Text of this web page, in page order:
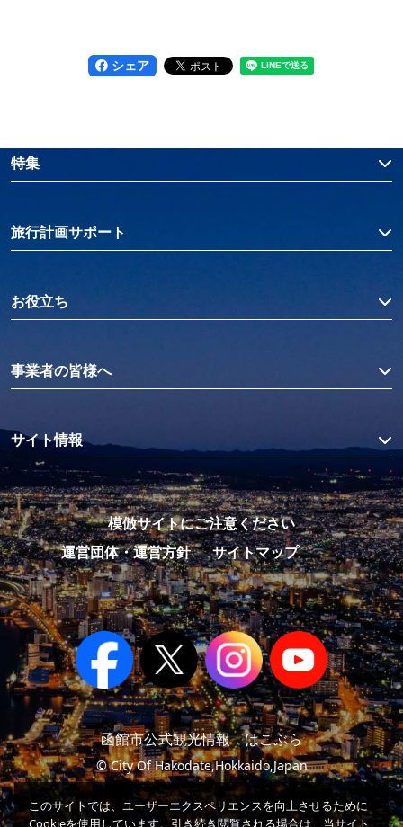
シェア
特集
旅行計画サポート
お役立ち
事業者の皆様へ
サイト情報
模倣サイトにご注意ください
運営団体・運営方針
サイトマップ
函館市公式観光情報 はこぶら
© City Of Hakodate,Hokkaido,Japan
このサイトでは、ユーザーエクスペリエンスを向上させるために
Cookieを使用しています。引き続き閲覧される場合は、当サイト